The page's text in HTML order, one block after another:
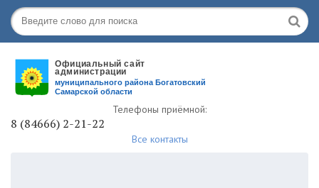
Телефоны приёмной:
8 (84666) 2-21-22
Все контакты